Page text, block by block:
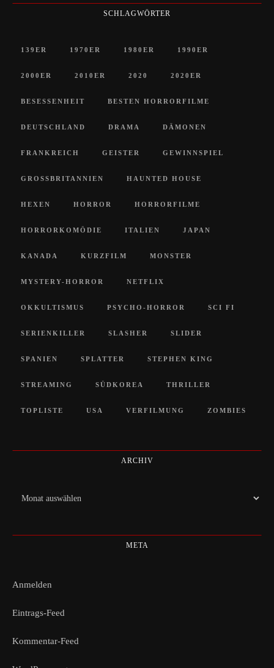
SCHLAGWÖRTER
139ER 1970ER 1980ER 1990ER
2000ER 2010ER 2020 2020ER
BESESSENHEIT BESTEN HORRORFILME
DEUTSCHLAND DRAMA DÄMONEN
FRANKREICH GEISTER GEWINNSPIEL
GROSSBRITANNIEN HAUNTED HOUSE
HEXEN HORROR HORRORFILME
HORRORKOMÖDIE ITALIEN JAPAN
KANADA KURZFILM MONSTER
MYSTERY-HORROR NETFLIX
OKKULTISMUS PSYCHO-HORROR SCI FI
SERIENKILLER SLASHER SLIDER
SPANIEN SPLATTER STEPHEN KING
STREAMING SÜDKOREA THRILLER
TOPLISTE USA VERFILMUNG ZOMBIES
ARCHIV
Archiv
META
Anmelden
Eintrags-Feed
Kommentar-Feed